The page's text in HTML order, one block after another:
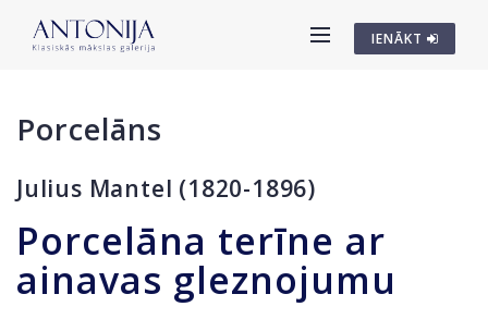
IENĀKT
Porcelāns
Julius Mantel (1820-1896)
Porcelāna terīne ar
ainavas gleznojumu